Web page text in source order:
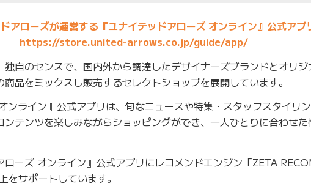
ドアローズが運営する『ユナイテッドアローズ オンライン』公式アプ
https://store.united-arrows.co.jp/guide/app/
独自のセンスで、国内外から調達したデザイナーズブランドとオリ
品をミックスし販売するセレクトショップを展開しています。
ンライン』公式アプリは、旬なニュースや特集・スタッフスタイリ
ンテンツを楽しみながらショッピングができ、一人ひとりに合わせた
ローズ オンライン』公式アプリにレコメンドエンジン「ZETA
をサポートしています。